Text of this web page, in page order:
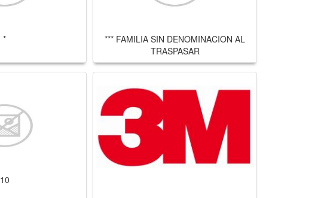
*
*** FAMILIA SIN DENOMINACION AL
TRASPASAR
10